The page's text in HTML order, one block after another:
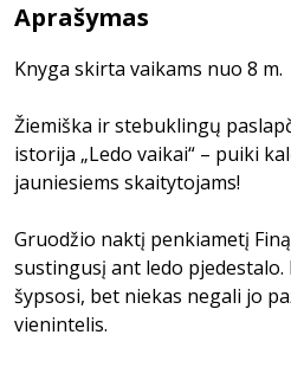
Aprašymas
Knyga skirta vaikams nuo 8 m.
Žiemiška ir stebuklingų
istorija „Ledo vaikai“ – puiki
jauniesiems skaitytojams!
Gruodžio naktį penkiametį
sustingusį ant ledo
šypsosi, bet niekas negali jo
vienintelis.